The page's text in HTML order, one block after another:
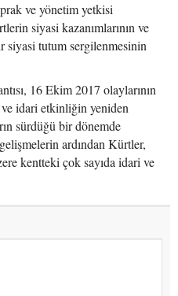
ve yönetim yetkisi
siyasi kazanımlarının ve
siyasi tutum sergilenmesinin
16 Ekim 2017 olaylarının
idari etkinliğin yeniden
sürdüğü bir dönemde
ardından Kürtler,
kentteki çok sayıda idari ve